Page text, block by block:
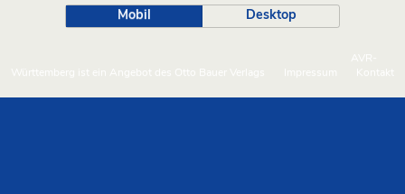
Mobil Desktop
AVR-
Württemberg ist ein Angebot des Otto Bauer Verlags
Impressum Kontakt